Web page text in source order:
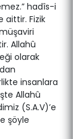
hadîs-i
aittir. Fizik
Allahû
olarak
insanlara
Allahû
(S.A.V)’e
şöyle